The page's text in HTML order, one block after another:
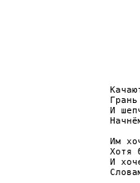
И
Им
Хотя
И